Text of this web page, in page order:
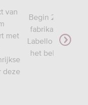
van
met
deze
Begin 2022
fabrikant van
Labello en
het bekendste